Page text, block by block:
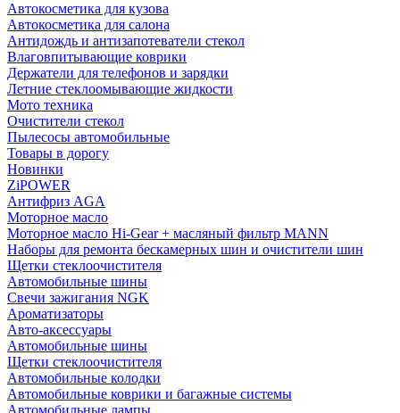
Автокосметика для кузова
Автокосметика для салона
Антидождь и антизапотеватели стекол
Влаговпитывающие коврики
Держатели для телефонов и зарядки
Летние стеклоомывающие жидкости
Мото техника
Очистители стекол
Пылесосы автомобильные
Товары в дорогу
Новинки
ZiPOWER
Антифриз AGA
Моторное масло
Моторное масло Hi-Gear + масляный фильтр MANN
Наборы для ремонта бескамерных шин и очистители шин
Щетки стеклоочистителя
Автомобильные шины
Свечи зажигания NGK
Ароматизаторы
Авто-аксессуары
Автомобильные шины
Щетки стеклоочистителя
Автомобильные колодки
Автомобильные коврики и багажные системы